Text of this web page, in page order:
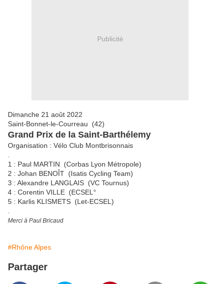
Publicité
Dimanche 21 août 2022
Saint-Bonnet-le-Courreau (42)
Grand Prix de la Saint-Barthélemy
Organisation : Vélo Club Montbrisonnais
1 : Paul MARTIN (Corbas Lyon Métropole)
2 : Johan BENOÎT (Isatis Cycling Team)
3 : Alexandre LANGLAIS (VC Tournus)
4 : Corentin VILLE (ECSEL°
5 : Karlis KLISMETS (Let-ECSEL)
Merci à Paul Bricaud
#Rhône Alpes
Partager